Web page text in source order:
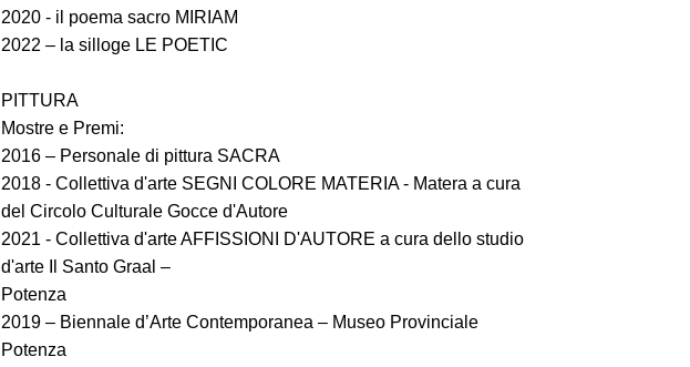
2020 - il poema sacro MIRIAM
2022 – la silloge LE POETIC
PITTURA
Mostre e Premi:
2016 – Personale di pittura SACRA
2018 - Collettiva d'arte SEGNI COLORE MATERIA - Matera a cura
del Circolo Culturale Gocce d'Autore
2021 - Collettiva d'arte AFFISSIONI D'AUTORE a cura dello studio
d'arte Il Santo Graal –
Potenza
2019 – Biennale d’Arte Contemporanea – Museo Provinciale
Potenza